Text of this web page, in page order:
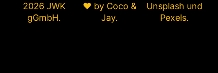
2026 JWK
gGmbH.
❤ by Coco &
Jay.
Unsplash und
Pexels.